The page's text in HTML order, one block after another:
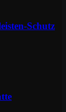
Schutz